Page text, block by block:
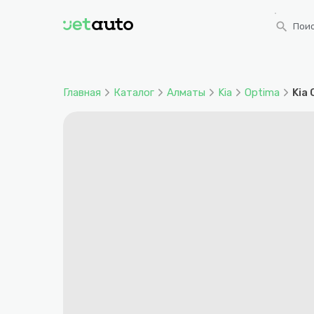
search
Главная Каталог Алматы Kia Optima Kia